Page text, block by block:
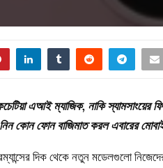
এআই ম্যাজিক, নাকি স্যামসাংয়ের
কোন ফোন বাজিমাত করল এবারের
দিক থেকে নতুন মডেলগুলো